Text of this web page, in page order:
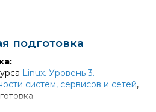
просто загрузку процессора,
наблюдаемости
от хаотичного
Prometheus с помощью
источники данных;
язык запросов PromQL, чтобы
данные и наглядно их
сбор и анализ журналов работы
подготовка
Linux. Уровень 3.
систем, сервисов и сетей,